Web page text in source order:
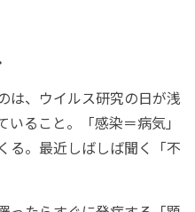
は、ウイルス研究の日が浅
ること。「感染＝病気」
る。最近しばしば聞く「不